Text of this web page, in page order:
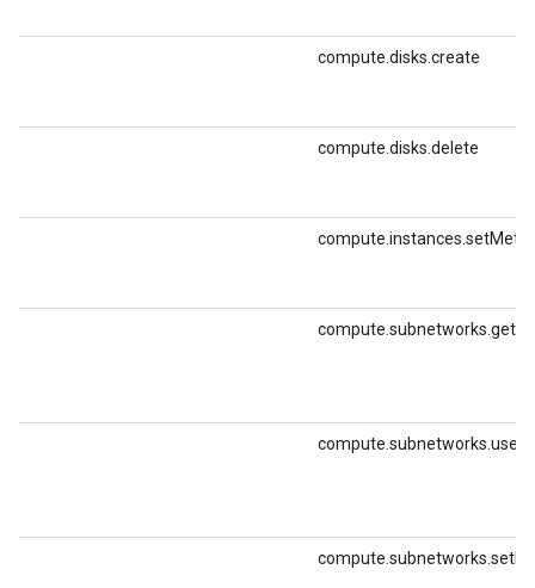
compute.disks.create
compute.disks.delete
compute.subnetworks.get
compute.subnetworks.use